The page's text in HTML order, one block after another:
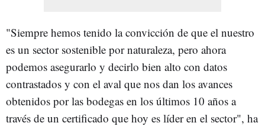
"Siempre hemos tenido la convicción de que el nuestro
es un sector sostenible por naturaleza, pero ahora
podemos asegurarlo y decirlo bien alto con datos
contrastados y con el aval que nos dan los avances
obtenidos por las bodegas en los últimos 10 años a
través de un certificado que hoy es líder en el sector", ha